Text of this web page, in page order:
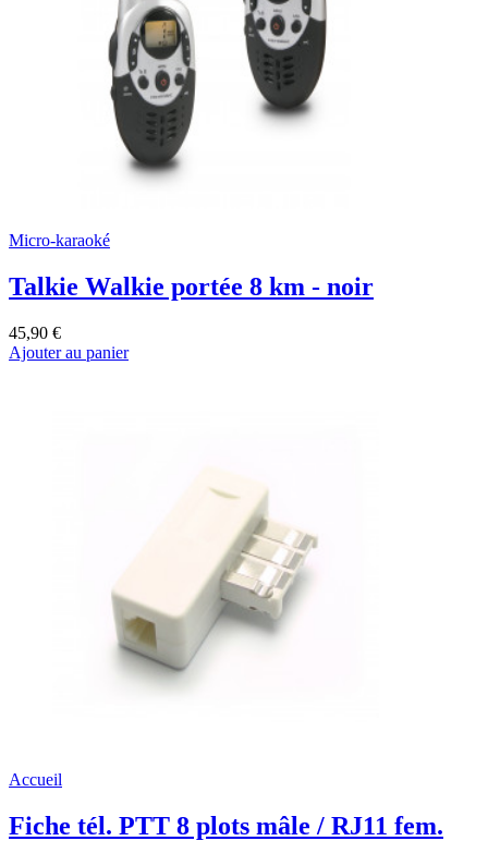
Micro-karaoké
Talkie Walkie portée 8 km - noir
45,90 €
Ajouter au panier
Accueil
Fiche tél. PTT 8 plots mâle / RJ11 fem.